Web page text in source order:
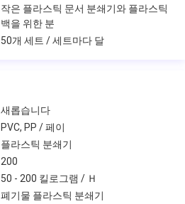
작은 플라스틱 문서 분쇄기와 플라스틱
백을 위한 분
50개 세트 / 세트마다 달
새롭습니다
PVC, PP / 페이
플라스틱 분쇄기
200
50 - 200 킬로그램 / Ｈ
폐기물 플라스틱 분쇄기